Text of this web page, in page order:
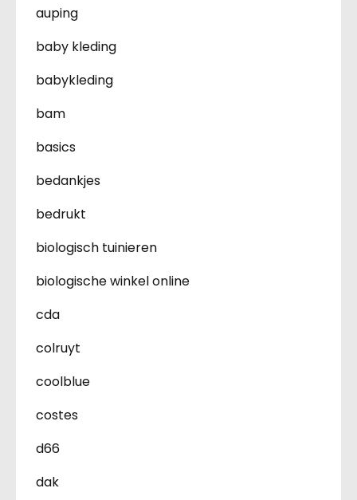
auping
baby kleding
babykleding
bam
basics
bedankjes
bedrukt
biologisch tuinieren
biologische winkel online
cda
colruyt
coolblue
costes
d66
dak